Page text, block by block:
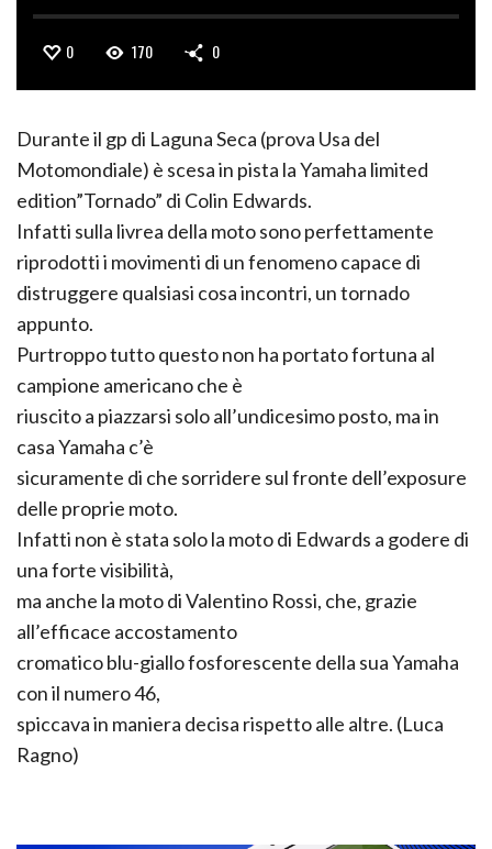
0 170 0
Durante il gp di Laguna Seca (prova Usa del
Motomondiale) è scesa in pista la Yamaha limited
edition”Tornado” di Colin Edwards.
Infatti sulla livrea della moto sono perfettamente
riprodotti i movimenti di un fenomeno capace di
distruggere qualsiasi cosa incontri, un tornado
appunto.
Purtroppo tutto questo non ha portato fortuna al
campione americano che è
riuscito a piazzarsi solo all’undicesimo posto, ma in
casa Yamaha c’è
sicuramente di che sorridere sul fronte dell’exposure
delle proprie moto.
Infatti non è stata solo la moto di Edwards a godere di
una forte visibilità,
ma anche la moto di Valentino Rossi, che, grazie
all’efficace accostamento
cromatico blu-giallo fosforescente della sua Yamaha
con il numero 46,
spiccava in maniera decisa rispetto alle altre. (Luca
Ragno)